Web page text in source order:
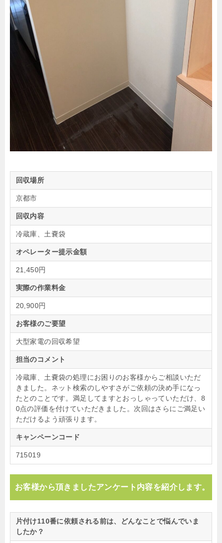
回収場所
京都市
回収内容
冷蔵庫、土嚢袋
オペレーター提示金額
21,450円
実際の作業料金
20,900円
お客様のご要望
大型家電の回収希望
担当のコメント
冷蔵庫、土嚢袋の処理にお困りのお客様からご相談いただ
きました。ネット検索のしやすさがご依頼の決め手になっ
たとのことです。満足してますとおっしゃっていただけ、8
0点の評価を付けていただきました。次回はさらにご満足い
ただけるよう頑張ります。
キャンペーンコード
715019
お客様から頂きましたアンケート内容を紹介します。
片付け110番に依頼される前は、どんなことで悩んでいま
したか？